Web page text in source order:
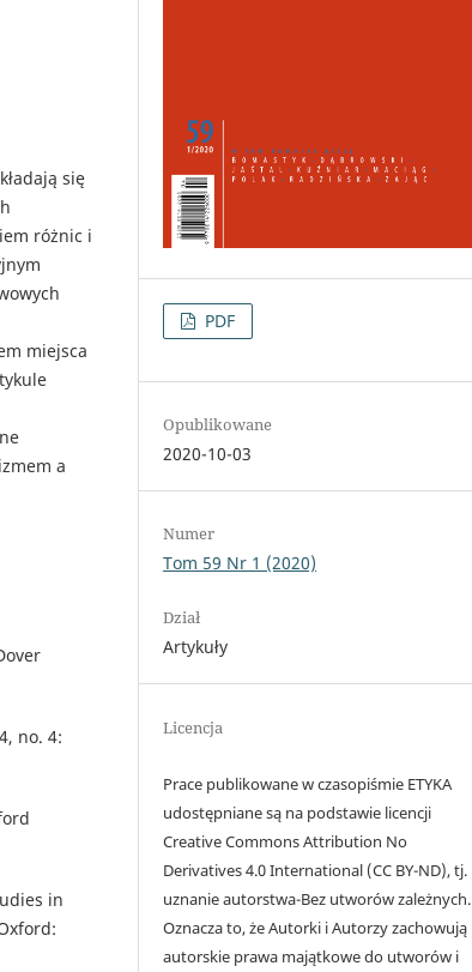
się
różnic i
miejsca
a
no. 4:
in
PDF
Opublikowane
2020-10-03
Numer
Tom 59 Nr 1 (2020)
Dział
Artykuły
Licencja
Prace publikowane w czasopiśmie ETYKA
udostępniane są na podstawie licencji
Creative Commons Attribution No
Derivatives 4.0 International (CC BY-ND), tj.
uznanie autorstwa-Bez utworów zależnych.
Oznacza to, że Autorki i Autorzy zachowują
autorskie prawa majątkowe do utworów i